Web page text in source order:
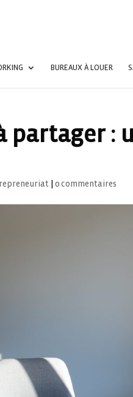
BUREAUX À LOUER
partager :
|0 commentaires